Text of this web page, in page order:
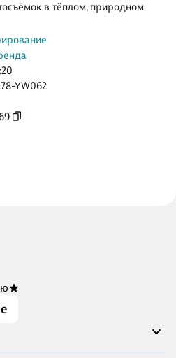
в тёплом, природном
YW062